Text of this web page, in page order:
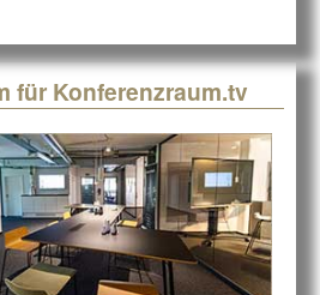
für Konferenzraum.tv